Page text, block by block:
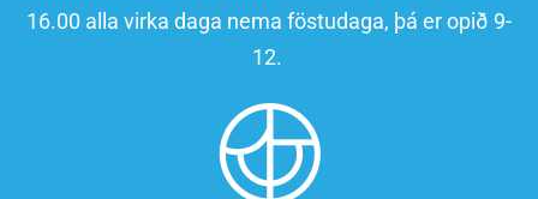
16.00 alla virka daga nema föstudaga, þá er opið 9-
12.